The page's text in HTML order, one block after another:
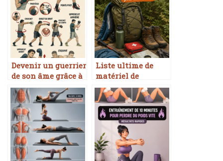
Devenir un guerrier
de son âme grâce à
la boxe
Liste ultime de
matériel de
randonnée pour
débutants